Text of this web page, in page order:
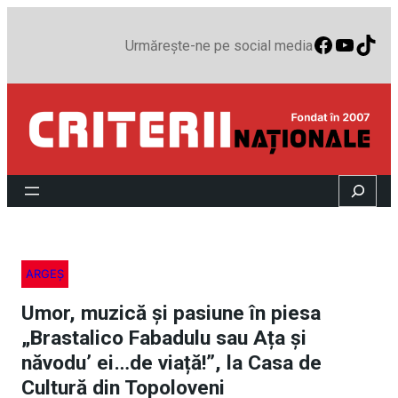
Urmărește-ne pe social media
Search
ARGEȘ
Umor, muzică și pasiune în piesa
„Brastalico Fabadulu sau Ața și
năvodu’ ei…de viață!”, la Casa de
Cultură din Topoloveni